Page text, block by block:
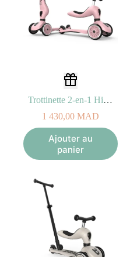
Trottinette 2-en-1 Highwaykick 1 – Rose
1 430,00 MAD
Ajouter au
panier